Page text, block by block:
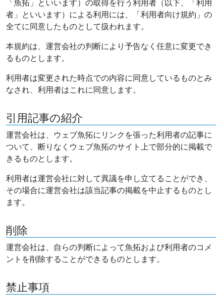
「魚拓」といいます）の取得を行う利用者（以下、「利用
者」といいます）による利用には、「利用者向け規約」の
全てに同意したものとして扱われます。
本規約は、運営会社の判断により予告なく任意に変更でき
るものとします。
利用者は変更された時点での内容に同意しているものとみ
なされ、利用者はこれに同意します。
引用記事の紹介
運営会社は、ウェブ魚拓にリンクを張った利用者の記事に
ついて、断りなくウェブ魚拓のサイト上で部分的に掲載で
きるものとします。
利用者は運営会社に対して異議を申し立てることができ、
その場合に運営会社は該当記事の掲載を中止するものとし
ます。
削除
運営会社は、自らの判断によって魚拓および利用者のコメ
ントを削除することができるものとします。
禁止事項